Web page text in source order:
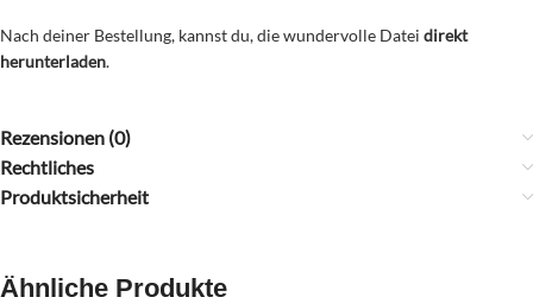
Nach deiner Bestellung, kannst du, die wundervolle Datei direkt
herunterladen.
Rezensionen (0)
Rechtliches
Produktsicherheit
Ähnliche Produkte